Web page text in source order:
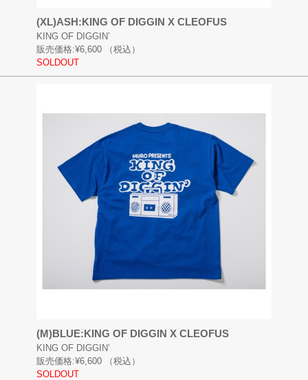
(XL)ASH:KING OF DIGGIN X CLEOFUS
KING OF DIGGIN’
販売価格:¥6,600
（税込）
SOLDOUT
(M)BLUE:KING OF DIGGIN X CLEOFUS
KING OF DIGGIN’
販売価格:¥6,600
（税込）
SOLDOUT